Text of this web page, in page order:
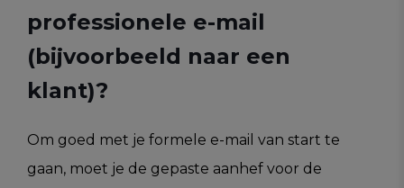
professionele e-mail
(bijvoorbeeld naar een
klant)?
Om goed met je formele e-mail van start te
gaan, moet je de gepaste aanhef voor de